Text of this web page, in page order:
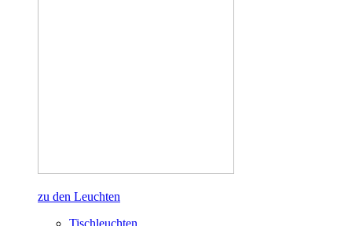
zu den Leuchten
Tischleuchten